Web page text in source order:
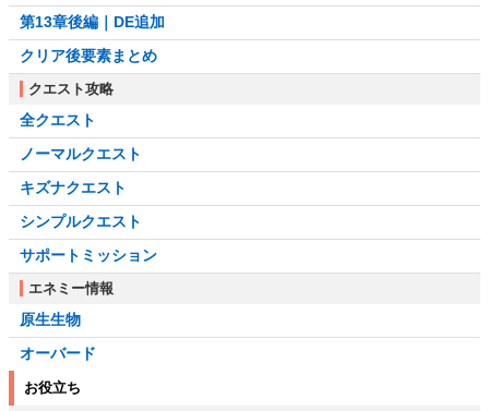
第13章後編｜DE追加
クリア後要素まとめ
クエスト攻略
全クエスト
ノーマルクエスト
キズナクエスト
シンプルクエスト
サポートミッション
エネミー情報
原生生物
オーバード
お役立ち